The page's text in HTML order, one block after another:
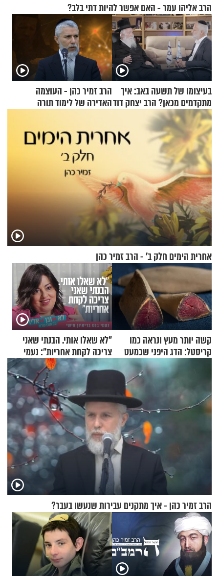
הרב אליהו עמר - האם אפשר להיות דתי בלב?
בעיצומו של תשעה באב: איך
מתקדמים מכאן? הרב יצחק דוד
גרוסמן בשיחה מיוחדת
הרב זמיר כהן - העוצמה
האדירה של לימוד תורה
אחרית הימים חלק ב’ - הרב זמיר כהן
קשה יותר מעץ ונראה כמו
קריסטל: הדג היפני שכמעט
בלתי אפשרי לחתוך
"לא שאלו אותי. הבנתי שאני
צריכה לקחת אחריות": נעמי
בנט בריאיון אישי
הרב זמיר כהן - איך מתקנים עבירות שנעשו בעבר?